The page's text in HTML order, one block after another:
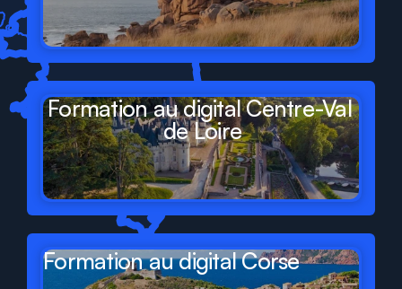
Formation au digital Centre-Val
de Loire
Formation au digital Corse